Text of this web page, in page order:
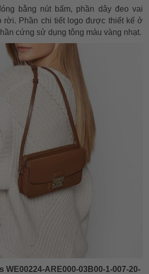
bằng nút bấm, phần dây đeo vai
rời. Phần chi tiết logo được thiết kế ở
cứng sử dụng tông màu vàng nhạt.
WE00224-ARE000-03B00-1-007-20-